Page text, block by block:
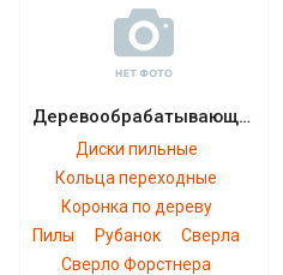
Деревообрабатывающий
Диски пильные
Кольца переходные
Коронка по дереву
Пилы
Рубанок
Сверла
Сверло Форстнера